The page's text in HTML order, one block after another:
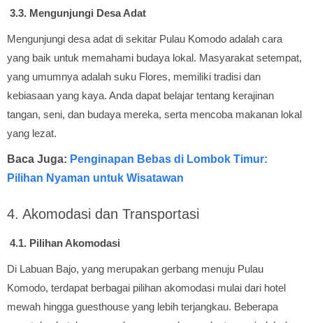
3.3. Mengunjungi Desa Adat
Mengunjungi desa adat di sekitar Pulau Komodo adalah cara
yang baik untuk memahami budaya lokal. Masyarakat setempat,
yang umumnya adalah suku Flores, memiliki tradisi dan
kebiasaan yang kaya. Anda dapat belajar tentang kerajinan
tangan, seni, dan budaya mereka, serta mencoba makanan lokal
yang lezat.
Baca Juga: Penginapan Bebas di Lombok Timur:
Pilihan Nyaman untuk Wisatawan
4. Akomodasi dan Transportasi
4.1. Pilihan Akomodasi
Di Labuan Bajo, yang merupakan gerbang menuju Pulau
Komodo, terdapat berbagai pilihan akomodasi mulai dari hotel
mewah hingga guesthouse yang lebih terjangkau. Beberapa